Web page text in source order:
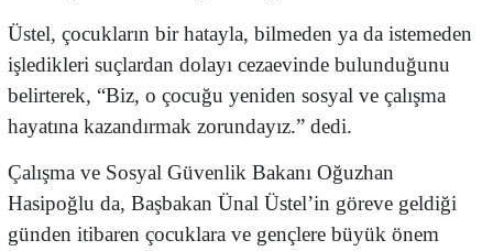
Üstel, çocukların bir hatayla, bilmeden ya da istemeden
işledikleri suçlardan dolayı cezaevinde bulunduğunu
belirterek, “Biz, o çocuğu yeniden sosyal ve çalışma
hayatına kazandırmak zorundayız.” dedi.
Çalışma ve Sosyal Güvenlik Bakanı Oğuzhan
Hasipoğlu da, Başbakan Ünal Üstel’in göreve geldiği
günden itibaren çocuklara ve gençlere büyük önem